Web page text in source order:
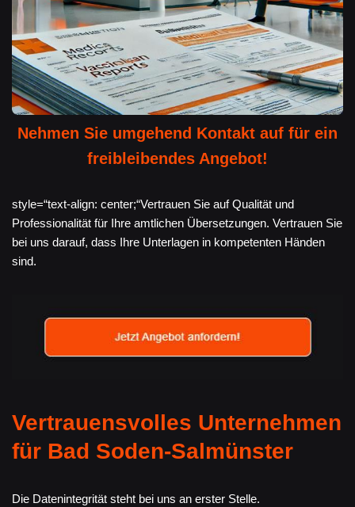
Nehmen Sie umgehend Kontakt auf für ein
freibleibendes Angebot!
style=“text-align: center;“Vertrauen Sie auf Qualität und
Professionalität für Ihre amtlichen Übersetzungen. Vertrauen Sie
bei uns darauf, dass Ihre Unterlagen in kompetenten Händen
sind.
Vertrauensvolles Unternehmen
für Bad Soden-Salmünster
Die Datenintegrität steht bei uns an erster Stelle.